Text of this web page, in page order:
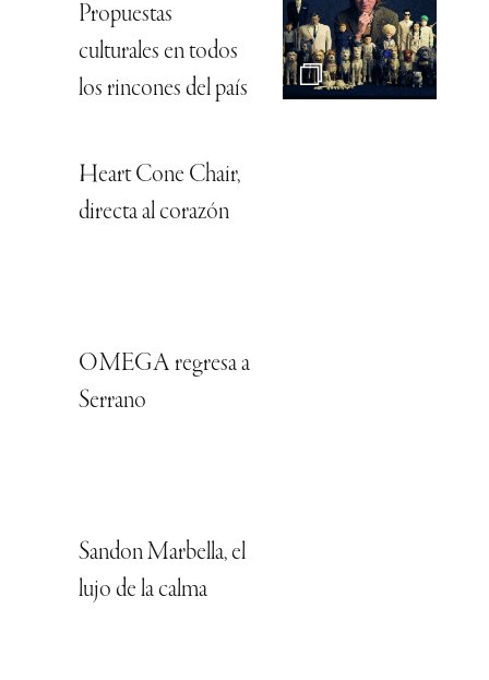
Propuestas
culturales en todos
los rincones del país
Heart Cone Chair,
directa al corazón
OMEGA regresa a
Serrano
Sandon Marbella, el
lujo de la calma